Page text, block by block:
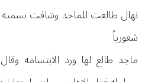
نهال طالعت للماجد وشافت بسمته
شعورياً
ماجد طالع لها ورد الابتسامه